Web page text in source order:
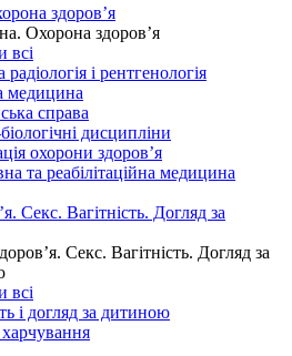
здоров’я
Охорона здоров’я
всі
і рентгенологія
медицина
справа
дисципліни
охорони здоров’я
та реабілітаційна медицина
Секс. Вагітність. Догляд за
Секс. Вагітність. Догляд за
всі
і догляд за дитиною